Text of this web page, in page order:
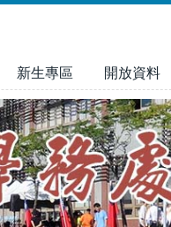
新生專區 開放資料